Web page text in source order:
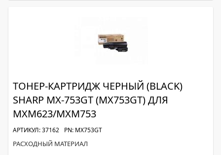
ТОНЕР-КАРТРИДЖ ЧЕРНЫЙ (BLACK)
SHARP MX-753GT (MX753GT) ДЛЯ
MXM623/MXM753
АРТИКУЛ: 37162 PN: MX753GT
РАСХОДНЫЙ МАТЕРИАЛ